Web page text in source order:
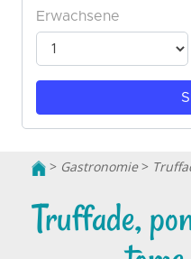
> Gastronomie>
Truffade,